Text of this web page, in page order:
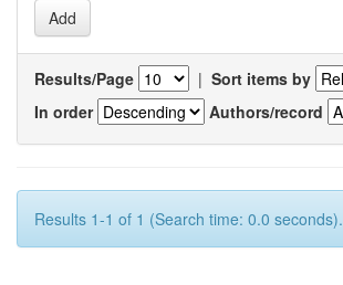
Results/Page | Sort items by
In order
Authors/record
Results 1-1 of 1 (Search time: 0.0 seconds).